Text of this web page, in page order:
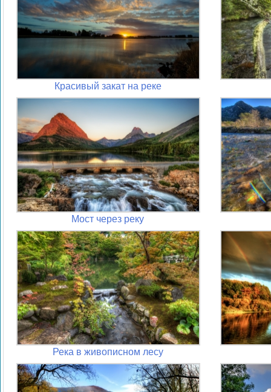
Красивый закат на реке
Мост через реку
Река в живописном лесу